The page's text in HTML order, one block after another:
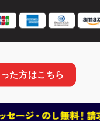
た方はこちら